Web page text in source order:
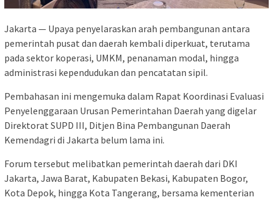
Jakarta — Upaya penyelaraskan arah pembangunan antara
pemerintah pusat dan daerah kembali diperkuat, terutama
pada sektor koperasi, UMKM, penanaman modal, hingga
administrasi kependudukan dan pencatatan sipil.
Pembahasan ini mengemuka dalam Rapat Koordinasi Evaluasi
Penyelenggaraan Urusan Pemerintahan Daerah yang digelar
Direktorat SUPD III, Ditjen Bina Pembangunan Daerah
Kemendagri di Jakarta belum lama ini.
Forum tersebut melibatkan pemerintah daerah dari DKI
Jakarta, Jawa Barat, Kabupaten Bekasi, Kabupaten Bogor,
Kota Depok, hingga Kota Tangerang, bersama kementerian